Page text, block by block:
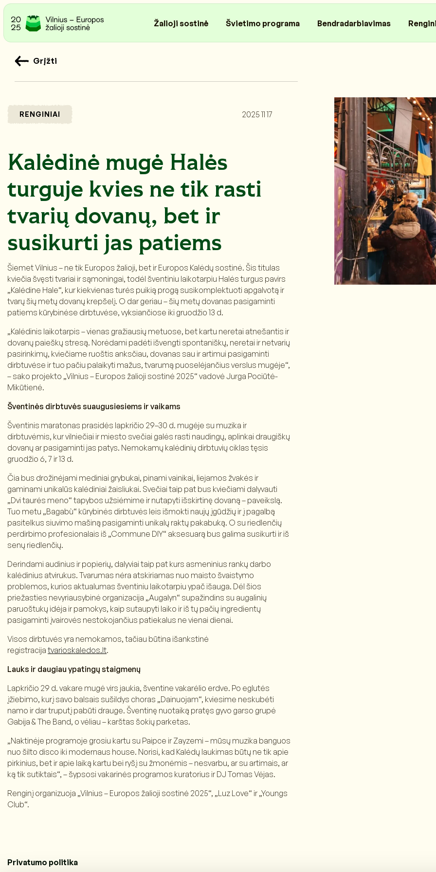
Žalioji sostinė Švietimo programa Bendradarbiavimas
Grįžti
RENGINIAI 2025 11 17
Kalėdinė mugė Halės
turguje kvies ne tik rasti
tvarių dovanų, bet ir
susikurti jas patiems
Šiemet Vilnius – ne tik Europos žalioji, bet ir Europos Kalėdų sostinė. Šis titulas
kviečia švęsti tvariai ir sąmoningai, todėl šventiniu laikotarpiu Halės turgus pavirs
„Kalėdine Hale“, kur kiekvienas turės puikią progą susikomplektuoti apgalvotą ir
tvarų šių metų dovanų krepšelį. O dar geriau – šių metų dovanas pasigaminti
patiems kūrybinėse dirbtuvėse, vyksiančiose iki gruodžio 13 d.
„Kalėdinis laikotarpis – vienas gražiausių metuose, bet kartu neretai atnešantis ir
dovanų paieškų stresą. Norėdami padėti išvengti spontaniškų, neretai ir netvarių
pasirinkimų, kviečiame ruoštis anksčiau, dovanas sau ir artimui pasigaminti
dirbtuvėse ir tuo pačiu palaikyti mažus, tvarumą puoselėjančius verslus mugėje“,
– sako projekto „Vilnius – Europos žalioji sostinė 2025“ vadovė Jurga Pociūtė-
Mikūtienė.
Šventinės dirbtuvės suaugusiesiems ir vaikams
Šventinis maratonas prasidės lapkričio 29–30 d. mugėje su muzika ir
dirbtuvėmis, kur vilniečiai ir miesto svečiai galės rasti naudingų, aplinkai draugiškų
dovanų ar pasigaminti jas patys. Nemokamų kalėdinių dirbtuvių ciklas tęsis
gruodžio 6, 7 ir 13 d.
Čia bus drožinėjami mediniai grybukai, pinami vainikai, liejamos žvakės ir
gaminami unikalūs kalėdiniai žaisliukai. Svečiai taip pat bus kviečiami dalyvauti
„Dvi taurės meno“ tapybos užsiėmime ir nutapyti išskirtinę dovaną – paveikslą.
Tuo metu „Bagabù“ kūrybinės dirbtuvės leis išmokti naujų įgūdžių ir į pagalbą
pasitelkus siuvimo mašiną pasigaminti unikalų raktų pakabuką. O su riedlenčių
perdirbimo profesionalais iš „Commune DIY“ aksesuarą bus galima susikurti ir iš
senų riedlenčių.
Derindami audinius ir popierių, dalyviai taip pat kurs asmeninius rankų darbo
kalėdinius atvirukus. Tvarumas nėra atskiriamas nuo maisto švaistymo
problemos, kurios aktualumas šventiniu laikotarpiu ypač išauga. Dėl šios
priežasties nevyriausybinė organizacija „Augalyn“ supažindins su augalinių
paruoštukų idėja ir pamokys, kaip sutaupyti laiko ir iš tų pačių ingredientų
pasigaminti įvairovės nestokojančius patiekalus ne vienai dienai.
Visos dirbtuvės yra nemokamos, tačiau būtina išankstinė
registracija tvarioskaledos.lt.
Lauks ir daugiau ypatingų staigmenų
Lapkričio 29 d. vakare mugė virs jaukia, šventine vakarėlio erdve. Po eglutės
įžiebimo, kurį savo balsais sušildys choras „Dainuojam“, kviesime neskubėti
namo ir dar truputį pabūti drauge. Šventinę nuotaiką pratęs gyvo garso grupė
Gabija & The Band, o vėliau – karštas šokių parketas.
„Naktinėje programoje grosiu kartu su Paipce ir Zayzemi – mūsų muzika banguos
nuo šilto disco iki modernaus house. Norisi, kad Kalėdų laukimas būtų ne tik apie
pirkinius, bet ir apie laiką kartu bei ryšį su žmonėmis – nesvarbu, ar su artimais, ar
ką tik sutiktais“, – šypsosi vakarinės programos kuratorius ir DJ Tomas Vėjas.
Renginį organizuoja „Vilnius – Europos žalioji sostinė 2025“, „Luz Love“ ir „Youngs
Club“.
Privatumo politika